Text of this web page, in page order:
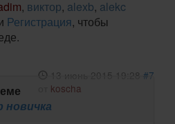
, виктор, alexb, alekc
Регистрация, чтобы
13 июнь 2015 19:28 #7
koscha